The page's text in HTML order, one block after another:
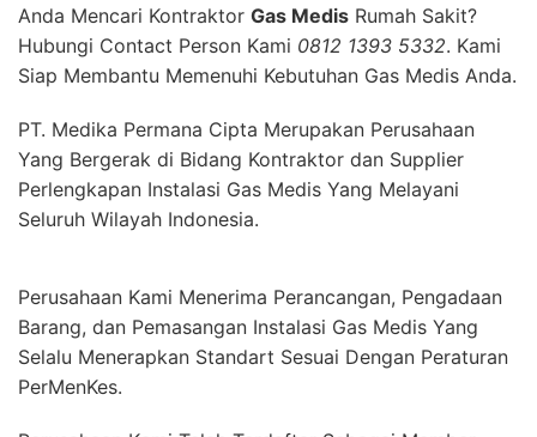
Anda Mencari Kontraktor Gas Medis Rumah Sakit?
Hubungi Contact Person Kami 0812 1393 5332. Kami
Siap Membantu Memenuhi Kebutuhan Gas Medis Anda.
PT. Medika Permana Cipta Merupakan Perusahaan
Yang Bergerak di Bidang Kontraktor dan Supplier
Perlengkapan Instalasi Gas Medis Yang Melayani
Seluruh Wilayah Indonesia.
Perusahaan Kami Menerima Perancangan, Pengadaan
Barang, dan Pemasangan Instalasi Gas Medis Yang
Selalu Menerapkan Standart Sesuai Dengan Peraturan
PerMenKes.